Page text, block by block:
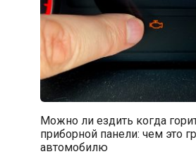
Можно ли ездить когда
приборной панели: чем это
автомобилю